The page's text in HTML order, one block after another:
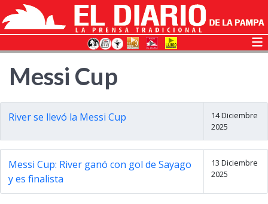
Messi Cup
River se llevó la Messi Cup
14 Diciembre
2025
Messi Cup: River ganó con gol de Sayago
y es finalista
13 Diciembre
2025